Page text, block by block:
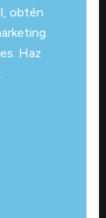
obtén
Haz